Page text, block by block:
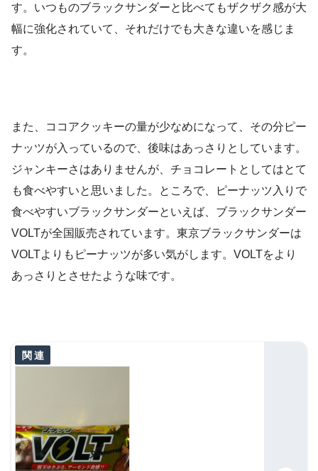
す。いつものブラックサンダーと比べてもザクザク感が大
幅に強化されていて、それだけでも大きな違いを感じま
す。
また、ココアクッキーの量が少なめになって、その分ピー
ナッツが入っているので、後味はあっさりとしています。
ジャンキーさはありませんが、チョコレートとしてはとて
も食べやすいと思いました。ところで、ピーナッツ入りで
食べやすいブラックサンダーといえば、ブラックサンダー
VOLTが全国販売されています。東京ブラックサンダーは
VOLTよりもピーナッツが多い気がします。VOLTをより
あっさりとさせたような味です。